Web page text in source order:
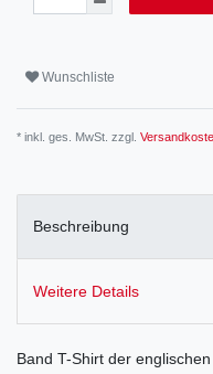
Wunschliste
* inkl. ges. MwSt. zzgl.
Beschreibung
Weitere Details
Band T-Shirt der